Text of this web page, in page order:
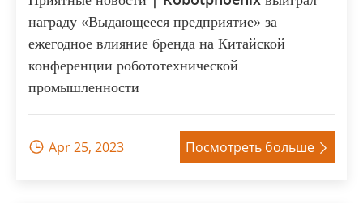
награду «Выдающееся предприятие» за
ежегодное влияние бренда на Китайской
конференции робототехнической
промышленности
 Apr 25, 2023 Посмотреть больше 